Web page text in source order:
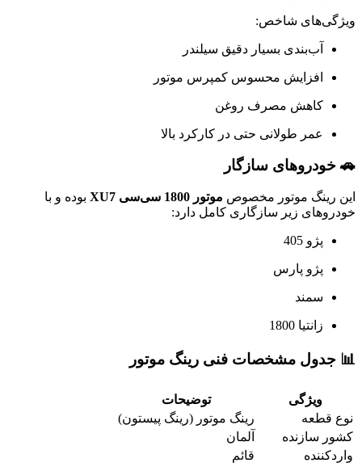
ویژگی‌های شاخص:
آب‌بندی بسیار دقیق سیلندر
افزایش محسوس کمپرس موتور
کاهش مصرف روغن
عمر طولانی حتی در کارکرد بالا
🚗 خودروهای سازگار
این رینگ موتور مخصوص موتور 1800 سی‌سی XU7
بوده و با
خودروهای زیر سازگاری کامل دارد:
پژو 405
پژو پارس
سمند
زانتیا 1800
📊 جدول مشخصات فنی رینگ موتور
ویژگی
توضیحات
نوع قطعه
رینگ موتور (رینگ پیستون)
کشور سازنده
آلمان
واردکننده
قائم